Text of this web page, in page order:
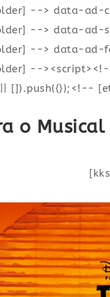
--> data-ad-
--> data-ad-
--> data-ad-
--
[]).push({});<!--
o